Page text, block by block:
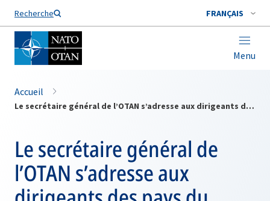
Recherche FRANÇAIS
Menu
Nom de famille*
Accueil
Le secrétaire général de l’OTAN s’adresse aux dirigeants des pays du groupe des « neuf de Bucarest » avant le sommet de l’OTAN
Le secrétaire général de
l’OTAN s’adresse aux